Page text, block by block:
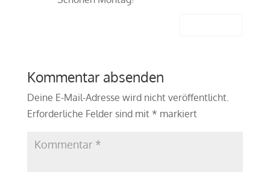
Kommentar absenden
Deine E-Mail-Adresse wird nicht veröffentlicht.
Erforderliche Felder sind mit * markiert